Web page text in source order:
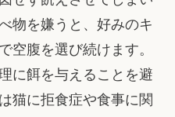
物を嫌うと、好みのキ
空腹を選び続けます。
に餌を与えることを避
猫に拒食症や食事に関